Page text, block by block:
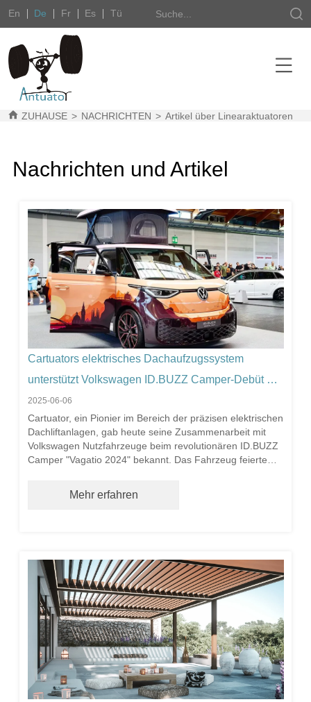
En De Fr Es Tü
ZUHAUSE > NACHRICHTEN > Artikel über Linearaktuatoren
Nachrichten und Artikel
Cartuators elektrisches Dachaufzugssystem
unterstützt Volkswagen ID.BUZZ Camper-Debüt auf
der Tuning World Bodensee 2025
2025-06-06
Cartuator, ein Pionier im Bereich der präzisen elektrischen
Dachliftanlagen, gab heute seine Zusammenarbeit mit
Volkswagen Nutzfahrzeuge beim revolutionären ID.BUZZ
Camper "Vagatio 2024" bekannt. Das Fahrzeug feierte
dem fortschrittlichen elektrischen Dachliftsystem von
Mehr erfahren